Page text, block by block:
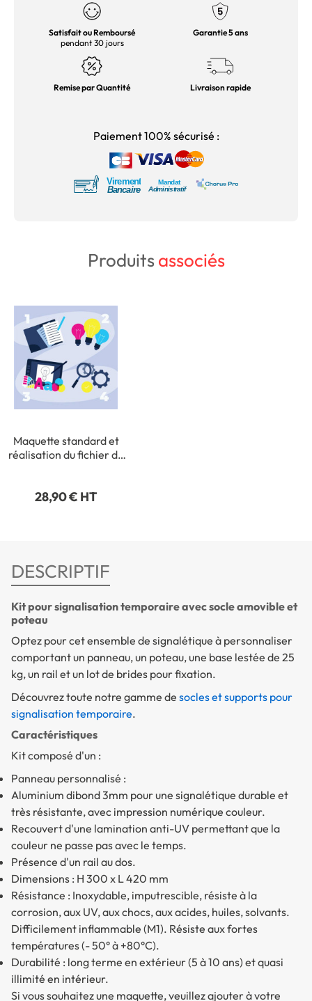
Satisfait ou Remboursé
pendant 30 jours
Garantie 5 ans
Remise par Quantité Livraison rapide
Paiement 100% sécurisé :
Produitsassociés
Maquette standard et
réalisation du fichier de
soins : en .ai ou .pdf)
28,90 € HT
DESCRIPTIF
Kit pour signalisation temporaire avec socle amovible et
poteau
Optez pour cet ensemble de signalétique à personnaliser
comportant un panneau, un poteau, une base lestée de 25
kg, un rail et un lot de brides pour fixation.
Découvrez toute notre gamme de socles et supports pour
signalisation temporaire.
Caractéristiques
Kit composé d'un :
Panneau personnalisé :
Aluminium dibond 3mm pour une signalétique durable et
très résistante, avec impression numérique couleur.
Recouvert d'une lamination anti-UV permettant que la
couleur ne passe pas avec le temps.
Présence d'un rail au dos.
Dimensions : H 300 x L 420 mm
Résistance : Inoxydable, imputrescible, résiste à la
corrosion, aux UV, aux chocs, aux acides, huiles, solvants.
Difficilement inflammable (M1). Résiste aux fortes
températures (- 50° à +80°C).
Durabilité : long terme en extérieur (5 à 10 ans) et quasi
illimité en intérieur.
Si vous souhaitez une maquette, veuillez ajouter à votre